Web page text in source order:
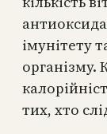
імунітету
організму.
тих, хто